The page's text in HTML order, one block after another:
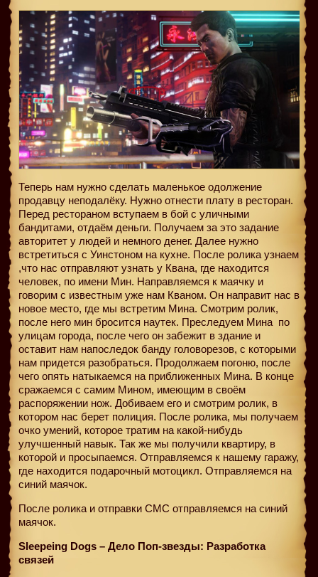
Теперь нам нужно сделать маленькое одолжение
продавцу неподалёку. Нужно отнести плату в ресторан.
Перед рестораном вступаем в бой с уличными
бандитами, отдаём деньги. Получаем за это задание
авторитет у людей и немного денег. Далее нужно
встретиться с Уинстоном на кухне. После ролика узнаем
,что нас отправляют узнать у Квана, где находится
человек, по имени Мин. Направляемся к маячку и
говорим с известным уже нам Кваном. Он направит нас в
новое место, где мы встретим Мина. Смотрим ролик,
после него мин бросится наутек. Преследуем Мина по
улицам города, после чего он забежит в здание и
оставит нам напоследок банду головорезов, с которыми
нам придется разобраться. Продолжаем погоню, после
чего опять натыкаемся на приближенных Мина. В конце
сражаемся с самим Мином, имеющим в своём
распоряжении нож. Добиваем его и смотрим ролик, в
котором нас берет полиция. После ролика, мы получаем
очко умений, которое тратим на какой-нибудь
улучшенный навык. Так же мы получили квартиру, в
которой и просыпаемся. Отправляемся к нашему гаражу,
где находится подарочный мотоцикл. Отправляемся на
синий маячок.
После ролика и отправки СМС отправляемся на синий
маячок.
Sleepeing Dogs – Дело Поп-звезды: Разработка
связей